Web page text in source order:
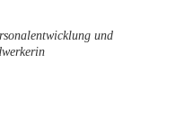
und